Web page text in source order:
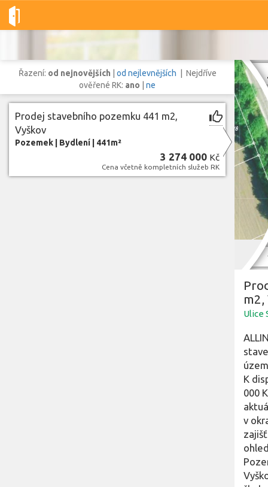
Dobré-nemovitosti.cz obec Vyškov, okres Vyškov,
Pozemky
Lokalita
obec Vyškov,okres Vyškov, Jihomoravský kraj
Lokalita
Řazení: od nejnovějších od nejlevnějších | Nejdříve
ověřené RK: ano ne
Prodej stavebního pozemku 441 m2,
Vyškov
Pozemek Bydlení 441m²
3 274 000 Kč
Cena včetně kompletních služeb RK
m2,
Ulice
K
000
v